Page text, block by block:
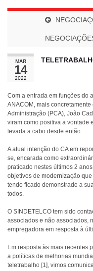
MAR
14
2022
Com a entrada em funções do
ANACOM, mais
Administração (PCA), João
viram como positiva a vontade
levada a cabo desde então.
A atual intenção do CA em
se, encarada como
praticado nestes últimos 2
objetivos de modernização
tendo ficado demonstrado a
todos.
O SINDETELCO tem sido
associados e não associados,
empregadora em resposta à
Em resposta às mais recentes
a políticas de melhorias
teletrabalho [1], vimos